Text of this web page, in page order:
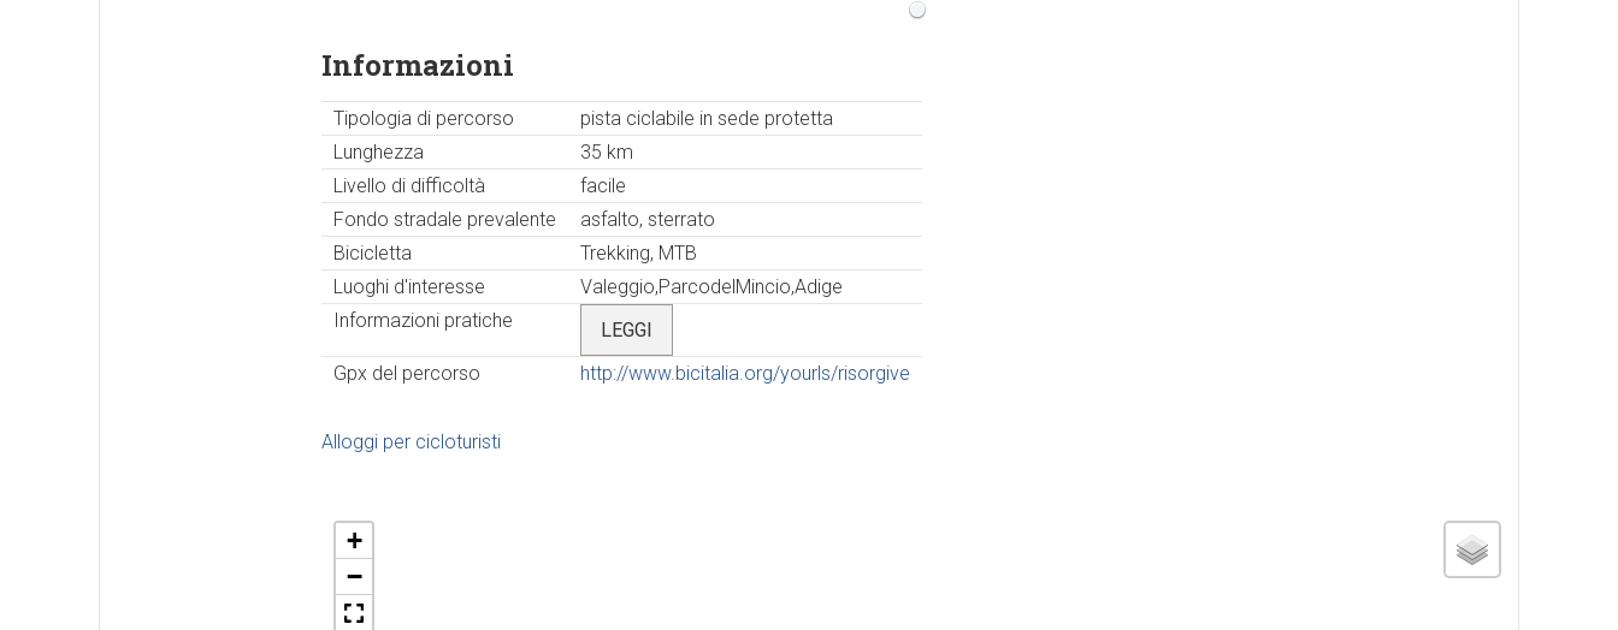
Informazioni
Tipologia di percorso
pista ciclabile in sede protetta
Lunghezza
35 km
Livello di difficoltà
facile
Fondo stradale prevalente
asfalto, sterrato
Bicicletta
Trekking, MTB
Luoghi d'interesse
Valeggio,ParcodelMincio,Adige
Informazioni pratiche
LEGGI
Gpx del percorso
http://www.bicitalia.org/yourls/risorgive
Alloggi per cicloturisti
+
−